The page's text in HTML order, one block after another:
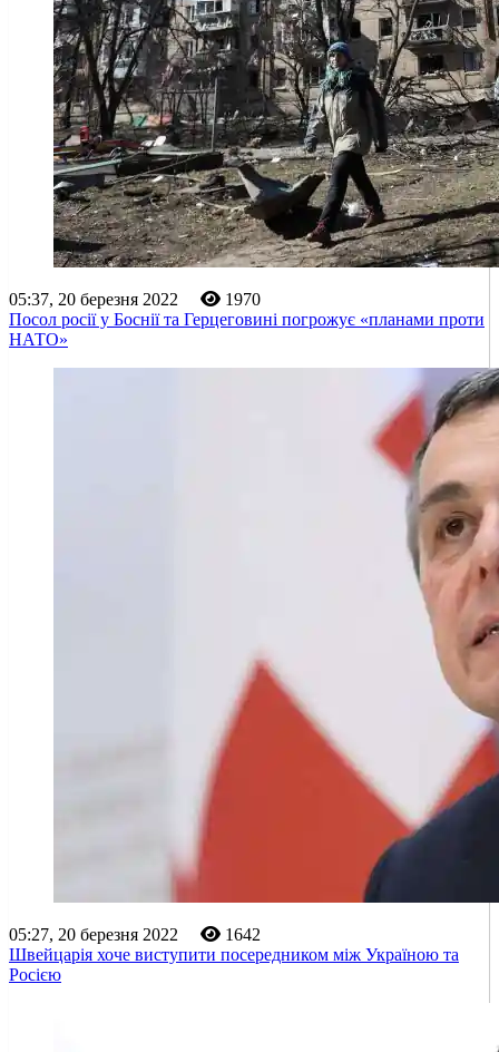
05:37, 20 березня 2022
1970
Посол росії у Боснії та Герцеговині погрожує «планами проти
НАТО»
05:27, 20 березня 2022
1642
Швейцарія хоче виступити посередником між Україною та
Росією